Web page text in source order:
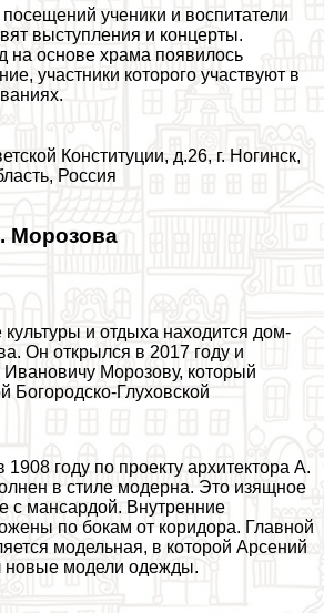
ученики и воспитатели
выступления и концерты.
на основе храма появилось
участники которого участвуют в
Конституции, д.26, г. Ногинск,
Россия
Морозова
культуры и отдыха находится дом-
Он открылся в 2017 году и
Морозову, который
Богородско-Глуховской
году по проекту архитектора А.
в стиле модерна. Это изящное
с мансардой. Внутренние
по бокам от коридора. Главной
модельная, в которой Арсений
новые модели одежды.